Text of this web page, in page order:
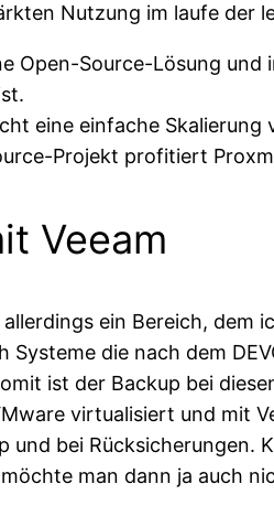
Nutzung im laufe der
Open-Source-Lösung
eine einfache
Projekt profitiert
Veeam
ein Bereich, dem
die nach dem
ist der Backup bei
virtualisiert und mit
und bei
man dann ja auch